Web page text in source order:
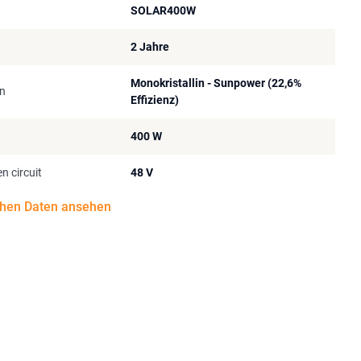
SOLAR400W
2 Jahre
Monokristallin - Sunpower (22,6%
Effizienz)
400 W
circuit 48 V
Daten ansehen